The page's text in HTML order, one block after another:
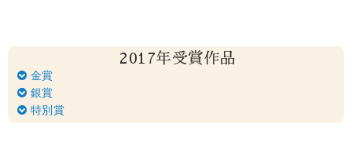
2017年受賞作品
金賞
銀賞
特別賞